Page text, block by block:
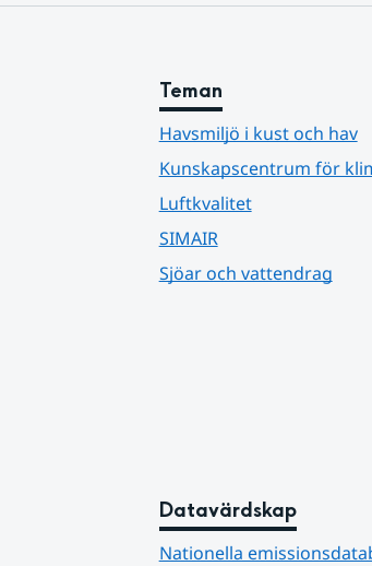
Teman
Havsmiljö i kust och hav
Kunskapscentrum för
Luftkvalitet
SIMAIR
Sjöar och vattendrag
Datavärdskap
Nationella